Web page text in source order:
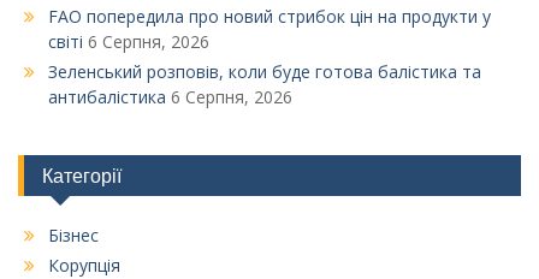
FAO попередила про новий стрибок цін на продукти у
світі 6 Серпня, 2026
Зеленський розповів, коли буде готова балістика та
антибалістика 6 Серпня, 2026
Категорії
Бізнес
Корупція